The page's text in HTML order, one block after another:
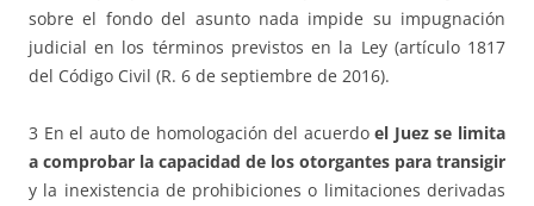
sobre el fondo del asunto nada impide su impugnación
judicial en los términos previstos en la Ley (artículo 1817
del Código Civil (R. 6 de septiembre de 2016).
3 En el auto de homologación del acuerdoel Juez se limita
a comprobar la capacidad de los otorgantes para transigir
y la inexistencia de prohibiciones o limitaciones derivadas